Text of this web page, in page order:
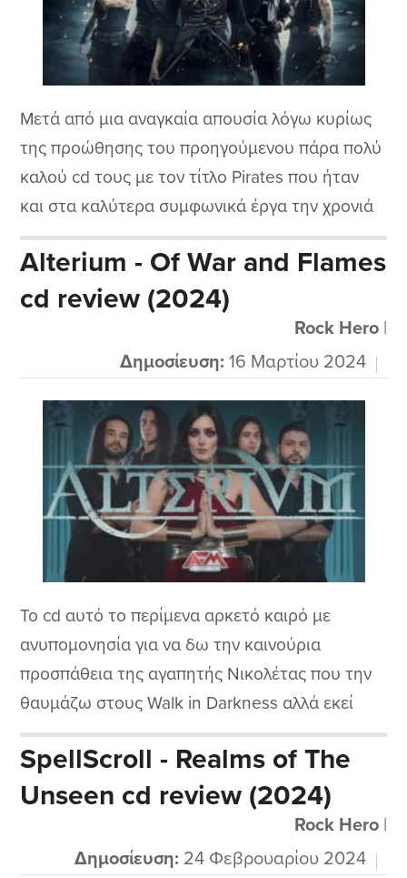
Μετά από μια αναγκαία απουσία λόγω κυρίως
της προώθησης του προηγούμενου πάρα πολύ
καλού cd τους με τον τίτλο Pirates που ήταν
και στα καλύτερα συμφωνικά έργα την χρονιά
που κυκλοφόρησε και το είχα παρουσιάσει
αμέσως οι αγαπημένοι Visions of Atlantis
επέστρεψαν με την συνέχεια, το Pirates II
Armada μιας και το έχουν ρίξει στο...
Alterium - Of War and Flames
cd review (2024)
Rock Hero|
Δημοσίευση: 16 Μαρτίου 2024
Το cd αυτό το περίμενα αρκετό καιρό με
ανυπομονησία για να δω την καινούρια
προσπάθεια της αγαπητής Νικολέτας που την
θαυμάζω στους Walk in Darkness αλλά εκεί
έχει και την βοήθεια του μεγάλου μαέστρου,
του Shaman. Μετά λοιπόν τους Kalidia και την
απόπειρα για κάτι διαφορετικό με τις Ερινύες,
SpellScroll - Realms of The
Unseen cd review (2024)
Rock Hero|
Δημοσίευση: 24 Φεβρουαρίου 2024